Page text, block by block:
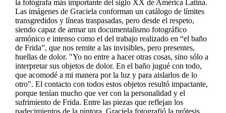
la fotógrafa más importante del siglo XX de América Latina.
Las imágenes de Graciela conforman un catálogo de límites
transgredidos y líneas traspasadas, pero desde el respeto,
siendo capaz de armar un documentalismo fotográfico
armónico e intenso como el del trabajo realizado en “el baño
de Frida”, que nos remite a las invisibles, pero presentes,
huellas de dolor. "Yo no entre a hacer otras cosas, sino sólo a
interpretar sus objetos de dolor. En el baño jugué con todo,
que acomodé a mi manera por la luz y para aislarlos de lo
otro". El contacto con todos estos objetos resultó impactante,
porque tenían mucho que ver con la personalidad y el
sufrimiento de Frida. Entre las piezas que reflejan los
padecimientos de la pintora, Graciela fotografió la prótesis